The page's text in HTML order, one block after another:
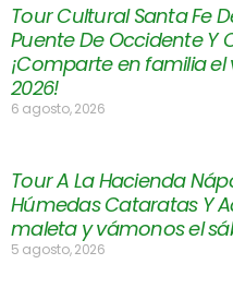
Tour Cultural Santa Fe
Puente De Occidente Y
¡Comparte en familia
2026!
6 agosto, 2026
Tour A La Hacienda
Húmedas Cataratas Y
maleta y vámonos el
5 agosto, 2026